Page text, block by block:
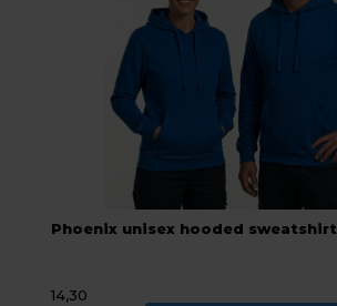
Phoenix unisex hooded sweatshirt
14,30